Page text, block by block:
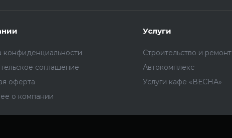
конфиденциальности
соглашение
оферта
о компании
Услуги
Строительство и ремонт
Автокомплекс
Услуги кафе «ВЕСНА»